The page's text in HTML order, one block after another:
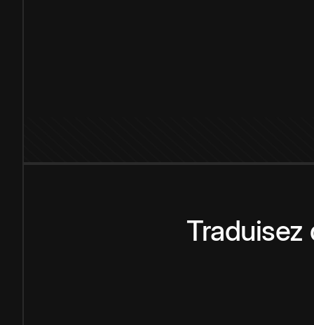
Traduisez